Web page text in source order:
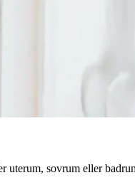
sovrum eller